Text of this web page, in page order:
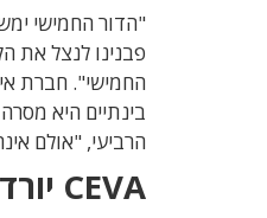
"הדור החמישי
פבנינו לנצל את
בינתיים היא
הרביעי, "אולם
CEVA יורדת, וקואלקום חוזרת לזרועותיה של אפל